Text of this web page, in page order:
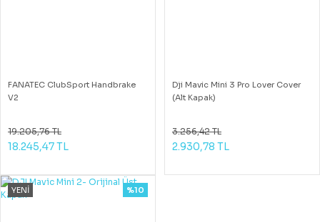
FANATEC ClubSport Handbrake
V2
19.205,76 TL
18.245,47 TL
Dji Mavic Mini 3 Pro Lover Cover
(Alt Kapak)
3.256,42 TL
2.930,78 TL
YENİ %10